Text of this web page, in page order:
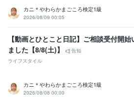
カニ＊やわらかまごころ検定1級
2026/08/09 00:05
【動画とひとこと日記】ご相談受付開始
ました【8/8(土)】
告知
ライフスタイル
カニ＊やわらかまごころ検定1級
2026/08/08 00:00